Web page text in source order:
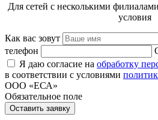
Для сетей с несколькими
условия
Как вас зовут
телефон
Я даю согласие на обработку
в соответствии с условиями
ООО «ЕСА»
Обязательное поле
Оставить заявку